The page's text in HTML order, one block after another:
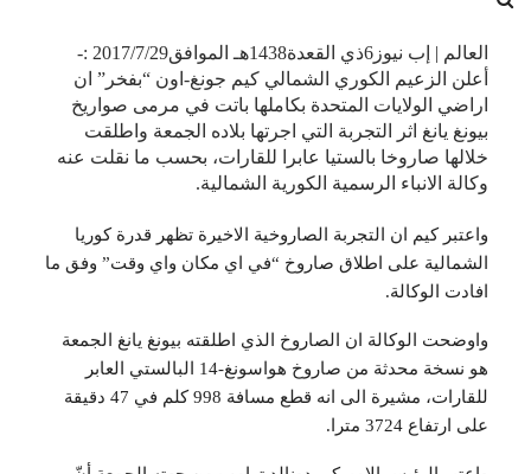
العالم | إب نيوز6ذي القعدة1438هـ الموافق2017/7/29 :-
أعلن الزعيم الكوري الشمالي كيم جونغ-اون “بفخر” ان
اراضي الولايات المتحدة بكاملها باتت في مرمى صواريخ
بيونغ يانغ اثر التجربة التي اجرتها بلاده الجمعة واطلقت
خلالها صاروخا بالستيا عابرا للقارات، بحسب ما نقلت عنه
وكالة الانباء الرسمية الكورية الشمالية.
واعتبر كيم ان التجربة الصاروخية الاخيرة تظهر قدرة كوريا
الشمالية على اطلاق صاروخ “في اي مكان واي وقت” وفق ما
افادت الوكالة.
واوضحت الوكالة ان الصاروخ الذي اطلقته بيونغ يانغ الجمعة
هو نسخة محدثة من صاروخ هواسونغ-14 البالستي العابر
للقارات، مشيرة الى انه قطع مسافة 998 كلم في 47 دقيقة
على ارتفاع 3724 مترا.